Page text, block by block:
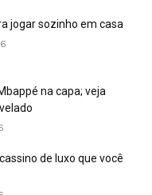
jogar sozinho em casa
na capa; veja
de luxo que você